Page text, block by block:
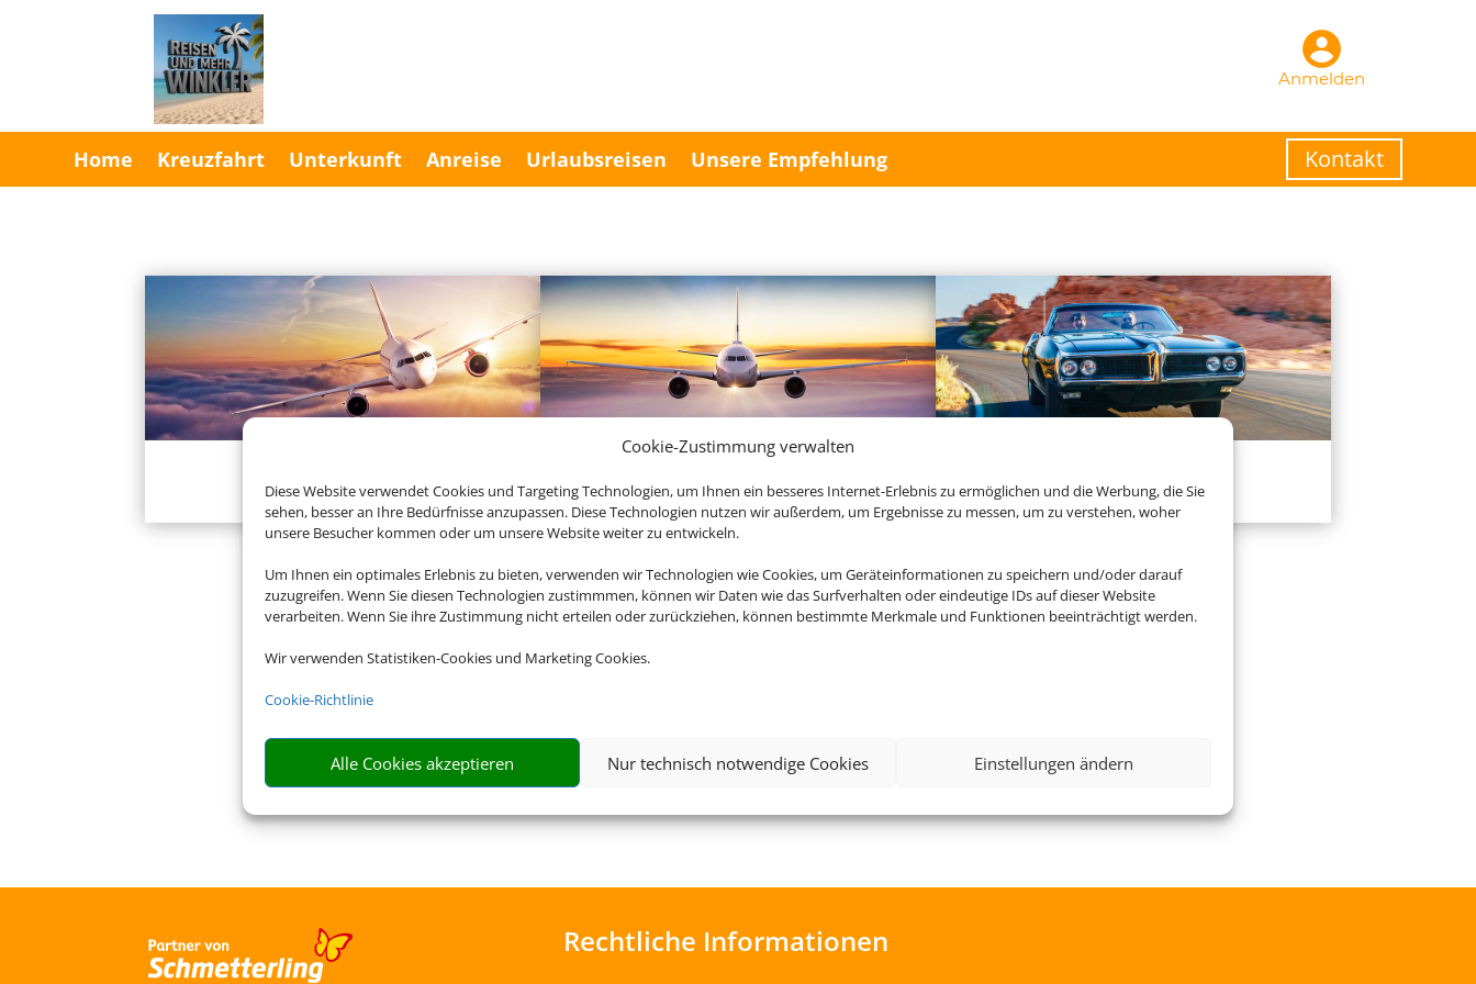
Cookie-Zustimmung verwalten
Diese Website verwendet Cookies und Targeting Technologien, um Ihnen ein besseres Internet-Erlebnis zu ermöglichen und die Werbung, die Sie
sehen, besser an Ihre Bedürfnisse anzupassen. Diese Technologien nutzen wir außerdem, um Ergebnisse zu messen, um zu verstehen, woher
unsere Besucher kommen oder um unsere Website weiter zu entwickeln.
Um Ihnen ein optimales Erlebnis zu bieten, verwenden wir Technologien wie Cookies, um Geräteinformationen zu speichern und/oder darauf
zuzugreifen. Wenn Sie diesen Technologien zustimmmen, können wir Daten wie das Surfverhalten oder eindeutige IDs auf dieser Website
verarbeiten. Wenn Sie ihre Zustimmung nicht erteilen oder zurückziehen, können bestimmte Merkmale und Funktionen beeinträchtigt werden.
Wir verwenden Statistiken-Cookies und Marketing Cookies.
Cookie-Richtlinie
Alle Cookies akzeptieren Nur technisch notwendige Cookies Einstellungen ändern
Anmelden
Home Kreuzfahrt Unterkunft Anreise Urlaubsreisen Unsere Empfehlung Kontakt
Charterflug Linienflug Mietwagen
Rechtliche Informationen